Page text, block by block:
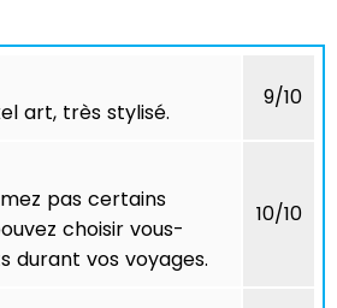
art, très stylisé.
9/10
pas certains
choisir vous-
durant vos voyages.
10/10